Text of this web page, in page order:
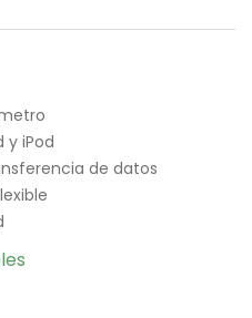
y iPod
de datos